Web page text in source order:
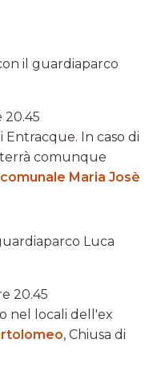
il guardiaparco
20.45
Entracque. In caso di
terrà comunque
Maria Josè
Luca
20.45
nel locali dell'ex
, Chiusa di